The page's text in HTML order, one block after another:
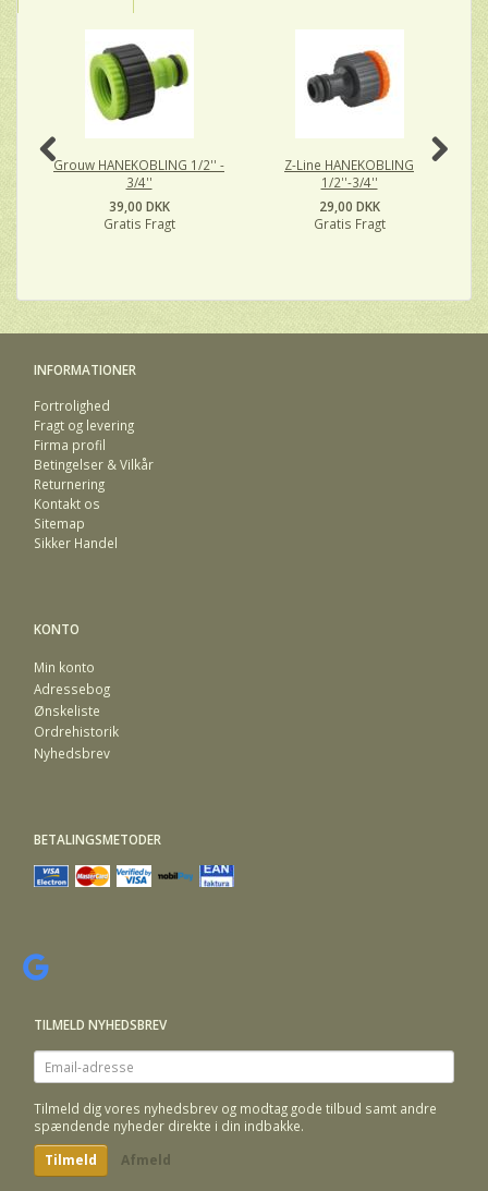
Grouw HANEKOBLING 1/2'' -
3/4''
39,00 DKK
Gratis Fragt
Z-Line HANEKOBLING
1/2''-3/4''
29,00 DKK
Gratis Fragt
INFORMATIONER
Fortrolighed
Fragt og levering
Firma profil
Betingelser & Vilkår
Returnering
Kontakt os
Sitemap
Sikker Handel
KONTO
Min konto
Adressebog
Ønskeliste
Ordrehistorik
Nyhedsbrev
BETALINGSMETODER
TILMELD NYHEDSBREV
Email-
adresse
Tilmeld dig vores nyhedsbrev og modtag gode tilbud samt andre
spændende nyheder direkte i din indbakke.
Tilmeld Afmeld